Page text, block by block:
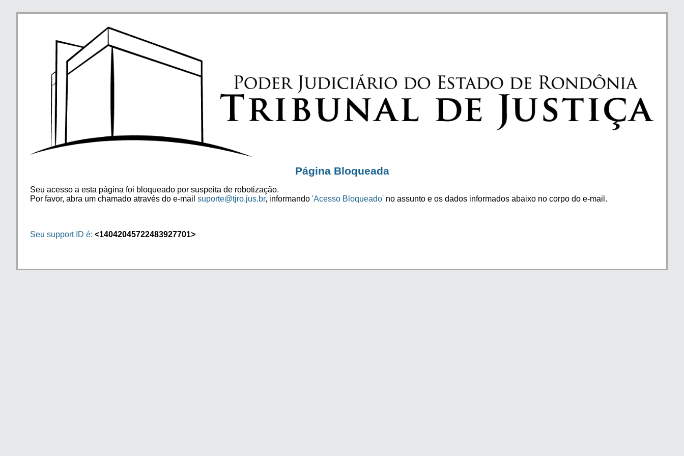
Página Bloqueada
Seu acesso a esta página foi bloqueado por suspeita de robotização.
Por favor, abra um chamado através do e-mail suporte@tjro.jus.br, informando 'Acesso Bloqueado' no assunto e os dados informados abaixo no corpo do e-mail.
Seu support ID é: <14042045722483927701>